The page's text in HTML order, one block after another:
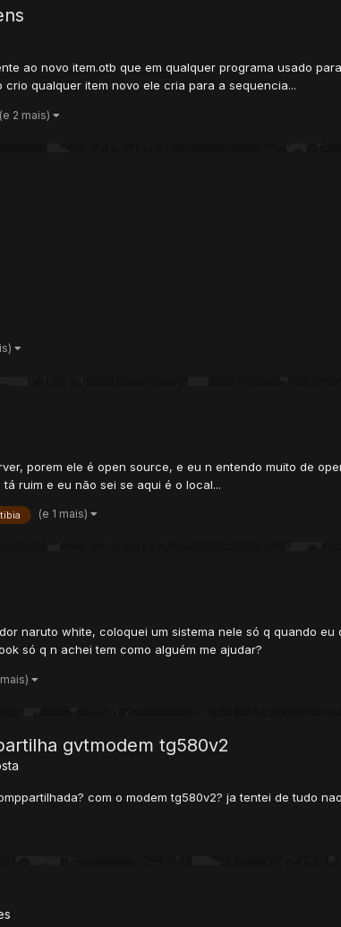
ao novo item.otb que em qualquer programa usado
qualquer item novo ele cria para a sequencia...
(e 2 mais)
porem ele é open source, e eu n entendo muito de
ruim e eu não sei se aqui é o local...
(e 1 mais)
naruto white, coloquei um sistema nele só q quando
só q n achei tem como alguém me ajudar?
gvtmodem tg580v2
com o modem tg580v2? ja tentei de tudo